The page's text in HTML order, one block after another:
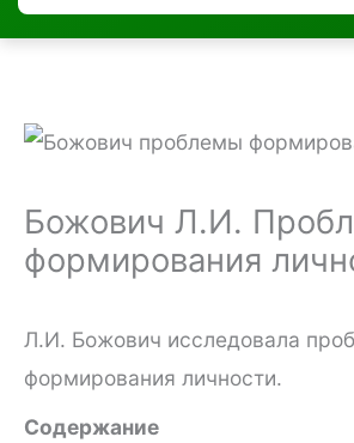
Божович Л.И.
формирования
Л.И. Божович исследовала
формирования личности.
Содержание